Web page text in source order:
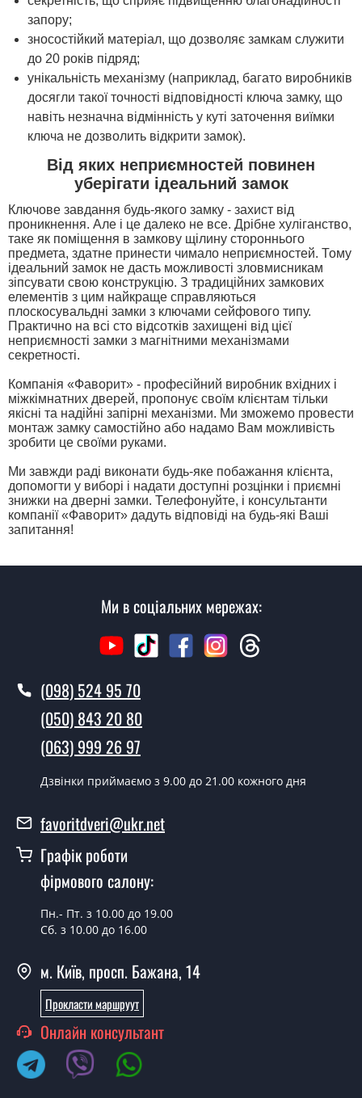
запору;
зносостійкий матеріал, що дозволяє замкам служити
до 20 років підряд;
унікальність механізму (наприклад, багато виробників
досягли такої точності відповідності ключа замку, що
навіть незначна відмінність у куті заточення виїмки
ключа не дозволить відкрити замок).
Від яких неприємностей повинен
уберігати ідеальний замок
Ключове завдання будь-якого замку - захист від
проникнення. Але і це далеко не все. Дрібне хуліганство,
таке як поміщення в замкову щілину стороннього
предмета, здатне принести чимало неприємностей. Тому
ідеальний замок не дасть можливості зловмисникам
зіпсувати свою конструкцію. З традиційних замкових
елементів з цим найкраще справляються
плоскосувальдні замки з ключами сейфового типу.
Практично на всі сто відсотків захищені від цієї
неприємності замки з магнітними механізмами
секретності.
Компанія «Фаворит» - професійний виробник вхідних і
міжкімнатних дверей, пропонує своїм клієнтам тільки
якісні та надійні запірні механізми. Ми зможемо провести
монтаж замку самостійно або надамо Вам можливість
зробити це своїми руками.
Ми завжди раді виконати будь-яке побажання клієнта,
допомогти у виборі і надати доступні розцінки і приємні
знижки на дверні замки. Телефонуйте, і консультанти
компанії «Фаворит» дадуть відповіді на будь-які Ваші
запитання!
Ми в соціальних мережах:
(098) 524 95 70
(050) 843 20 80
(063) 999 26 97
Дзвінки приймаємо з 9.00 до 21.00 кожного дня
favoritdveri@ukr.net
Графік роботи
фірмового салону:
Пн.- Пт. з 10.00 до 19.00
Сб. з 10.00 до 16.00
м. Київ, просп. Бажана, 14
Прокласти маршруут
Онлайн консультант